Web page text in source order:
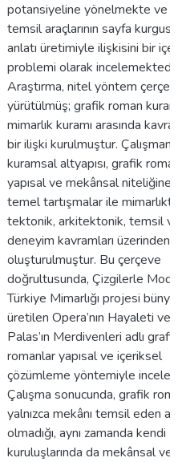
potansiyeline yönelmekte ve
temsil araçlarının sayfa
anlatı üretimiyle ilişkisini bir
problemi olarak incelemektedir.
Araştırma, nitel yöntem
yürütülmüş; grafik roman
mimarlık kuramı arasında
bir ilişki kurulmuştur. Çalışmanın
kuramsal altyapısı, grafik
yapısal ve mekânsal niteliğine
temel tartışmalar ile mimarlıkta
tektonik, arkitektonik, temsil ve
deneyim kavramları üzerinden
oluşturulmuştur. Bu çerçeve
doğrultusunda, Çizgilerle
Türkiye Mimarlığı projesi
üretilen Opera’nın Hayaleti ve
Palas’ın Merdivenleri adlı grafik
romanlar yapısal ve içeriksel
çözümleme yöntemiyle
Çalışma sonucunda, grafik
yalnızca mekânı temsil eden
olmadığı, aynı zamanda kendi
kuruluşlarında da mekânsal ve